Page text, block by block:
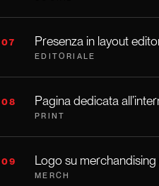
07 Presenza in layout
EDITORIALE
08 Pagina dedicata
PRINT
09 Logo su
MERCH